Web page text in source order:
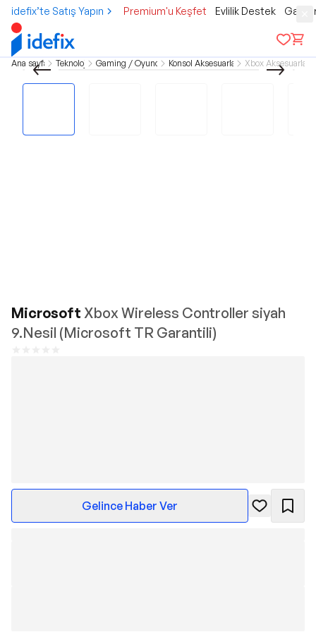
idefix’te Satış Yapın Premium'u Keşfet Evlilik Destek
Ana sayfa Teknoloji Gaming / Oyuncu Konsol Aksesuarları Xbox Aksesuarları
Microsoft Xbox Wireless Controller siyah
9.Nesil (Microsoft TR Garantili)
Gelince Haber Ver